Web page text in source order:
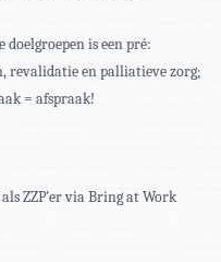
is een pré:
revalidatie en palliatieve zorg;
= afspraak!
ZZP’er via Bring at Work